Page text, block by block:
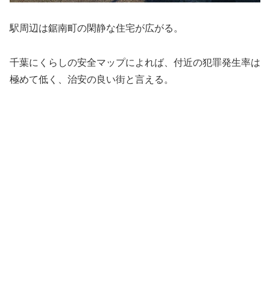
駅周辺は鋸南町の閑静な住宅が広がる。
千葉にくらしの安全マップによれば、付近の犯罪発生率は
極めて低く、治安の良い街と言える。